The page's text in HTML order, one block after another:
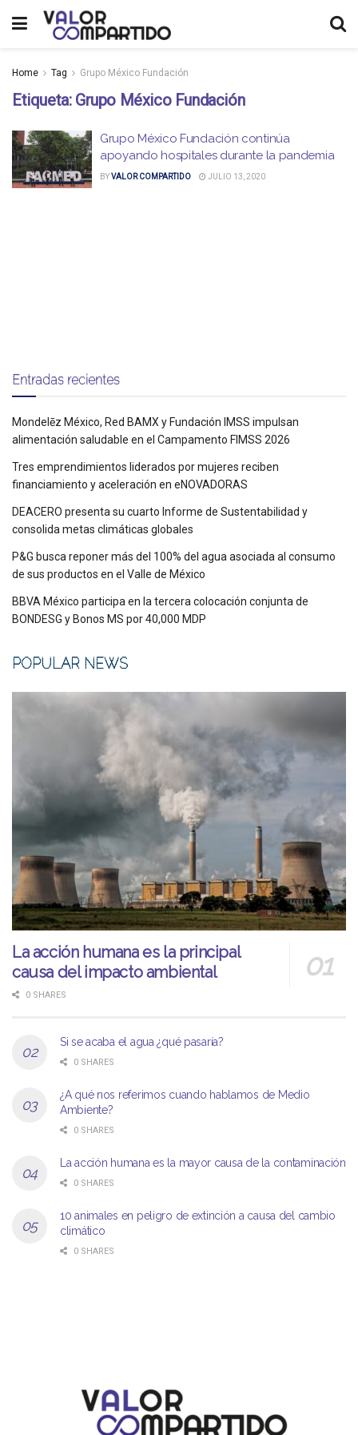
Home Tag Grupo México Fundación
Etiqueta: Grupo México Fundación
Grupo México Fundación continúa
apoyando hospitales durante la pandemia
BYVALOR COMPARTIDO JULIO 13, 2020
Entradas recientes
Mondelēz México, Red BAMX y Fundación IMSS impulsan
alimentación saludable en el Campamento FIMSS 2026
Tres emprendimientos liderados por mujeres reciben
financiamiento y aceleración en eNOVADORAS
DEACERO presenta su cuarto Informe de Sustentabilidad y
consolida metas climáticas globales
P&G busca reponer más del 100% del agua asociada al consumo
de sus productos en el Valle de México
BBVA México participa en la tercera colocación conjunta de
BONDESG y Bonos MS por 40,000 MDP
POPULAR NEWS
La acción humana es la principal
causa del impacto ambiental
0 SHARES
Si se acaba el agua ¿qué pasaría?
0 SHARES
¿A qué nos referimos cuando hablamos de Medio
Ambiente?
0 SHARES
La acción humana es la mayor causa de la contaminación
0 SHARES
10 animales en peligro de extinción a causa del cambio
climático
0 SHARES